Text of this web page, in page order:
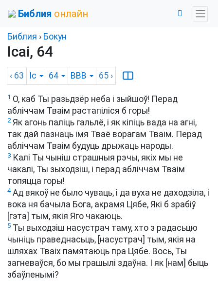
Библия онлайн
Библия › Бокун
Ісаі, 64
‹ 63 Іс 64 BBB 65 ›
1 О, каб Ты разьдзёр неба і зыйшоў! Перад
абліччам Тваім растапіліся б горы!
2Як агонь паліць гальлё, і як кіпіць вада на агні,
так дай пазнаць імя Тваё ворагам Тваім. Перад
абліччам Тваім будуць дрыжаць народы.
3 Калі Ты чыніш страшныя рэчы, якіх мы не
чакалі, Ты зыходзіш, і перад абліччам Тваім
топяцца горы!
4Ад вякоў не было чуваць, і да вуха не даходзіла, і
вока ня бачыла Бога, акрамя Цябе, Які б зрабіў
[гэта] тым, якія Яго чакаюць.
5 Ты выходзіш насустрач таму, хто з радасьцю
чыніць праведнасьць, [насустрач] тым, якія на
шляхах Тваіх памятаюць пра Цябе. Вось, Ты
загневаўся, бо мы грашылі здаўна. І як [нам] быць
збаўленымі?